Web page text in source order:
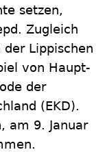
setzen,
Zugleich
Lippischen
von Haupt-
der
(EKD).
am 9. Januar